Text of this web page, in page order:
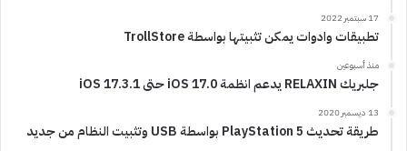
17 سبتمبر 2022
تطبيقات وادوات يمكن تثبيتها بواسطة TrollStore
منذ أسبوعين
جلبريك RELAXIN يدعم انظمة iOS 17.0 حتى iOS 17.3.1
13 ديسمبر 2020
طريقة تحديث PlayStation 5 بواسطة USB وتثبيت النظام من جديد